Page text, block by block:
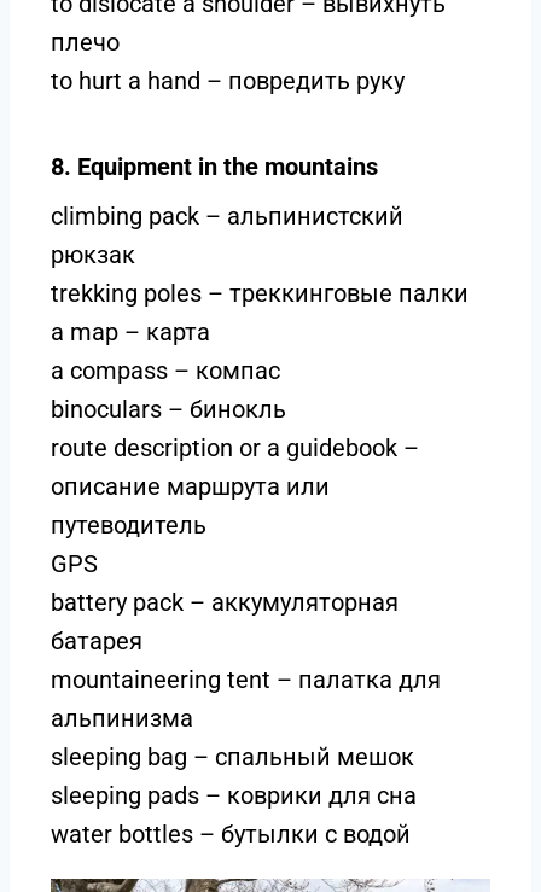
плечо
to hurt a hand – повредить руку
8. Equipment in the mountains
сlimbing pack – альпинистский
рюкзак
trekking poles – треккинговые палки
a map – карта
a compass – компас
binoculars – бинокль
route description or a guidebook –
описание маршрута или
путеводитель
GPS
battery pack – аккумуляторная
батарея
mountaineering tent – палатка для
альпинизма
sleeping bag – спальный мешок
sleeping pads – коврики для сна
water bottles – бутылки с водой